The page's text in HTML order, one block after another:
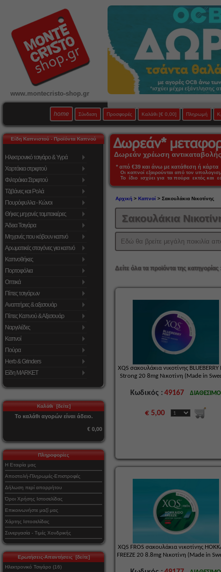
www.montecristo-shop.gr
home Σύνδεση Προσφορές Καλάθι [€ 0,00] Πληρωμή
Είδη Καπνιστού - Προϊόντα Καπνού
Ηλεκτρονικό τσιγάρο & Υγρά
Χαρτάκια στριφτού
Φιλτράκια Στριφτού
Τζιβάνες και Ρολά
Πουρόφυλλα - Κώνοι
Θήκες μηχανές ταμπακιέρες
Άδεια Τσιγάρα
Μηχανές που κόβουν καπνό
Αρωματικές σταγόνες για καπνό
Καπνοθήκες
Πορτοφόλια
Οπτικά
Πίπες τσιγάρων
Αναπτήρες & αξεσουάρ
Πίπες Καπνού & Αξεσουάρ
Ναργιλέδες
Καπνοί
Πούρα
Herb & Grinders
Είδη MARKET
Καλάθι [δείτε]
Το καλάθι αγορών είναι άδειο.
€ 0,00
Πληροφορίες
Η Εταιρία μας
Αποστολή-Πληρωμές-Επιστροφές
Δήλωση περί απορρήτου
Όροι Χρήσης Ιστοσελίδας
Επικοινωνήστε μαζί μας
Χάρτης Ιστοσελίδας
Συνεργασία - Τιμές Χονδρικής
Ερωτήσεις-Απαντήσεις [δείτε]
Ηλεκτρονικό Τσιγάρο (16)
Δωρεάν χρέωση
* από €39 και άνω με κατάθεση ή
Οι καπνοί εξαιρούνται από τον
Το ίδιο ισχύει για τα πούρα εκτός και
Αρχική> Καπνοί> Σακουλάκια Νικοτίνης
Σακουλάκια
Εδώ θα βρείτε μεγάλη ποικιλία
Δείτε όλα τα προϊόντα της κατηγορίας
XQS σακουλάκια νικοτίνης BLUEBERRY
Strong 20 8mg Νικοτίνη (Made in
Κωδικός : 49167 ΔΙΑΘΕΣΙΜΟ
€ 5,00
XQS FROS σακουλάκια νικοτίνης
FREEZE 20 8.8mg Νικοτίνη (Made in